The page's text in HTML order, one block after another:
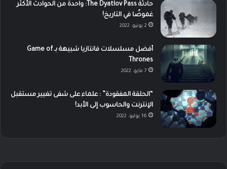
حادثة The Dyatlov Pass: واحدة من الحوادث الأكثر
غموضًا في التاريخ!
2 يونيو، 2022
أفضل مسلسلات فانتازيا شبيهة بـ Game of
Thrones
7 مايو، 2022
“الحلقة المفقودة” : علماء على شفى تغيير مستقبل
الإنترنت والحاسوب إلى الأبد!
16 يوليو، 2022